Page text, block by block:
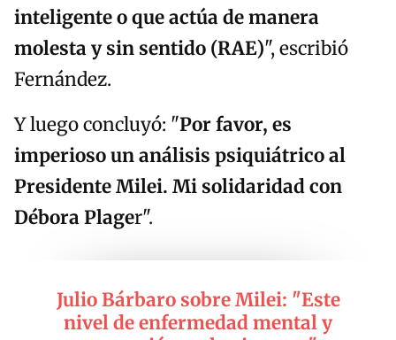
inteligente o que actúa de manera
molesta y sin sentido (RAE)", escribió
Fernández.
Y luego concluyó: "Por favor, es
imperioso un análisis psiquiátrico al
Presidente Milei. Mi solidaridad con
Débora Plager".
Julio Bárbaro sobre Milei: "Este
nivel de enfermedad mental y